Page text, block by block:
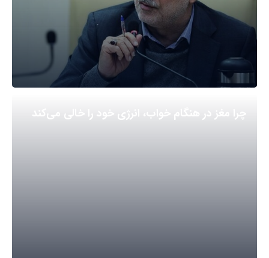
چرا مغز در هنگام خواب، انرژی خود را خالی می‌کند